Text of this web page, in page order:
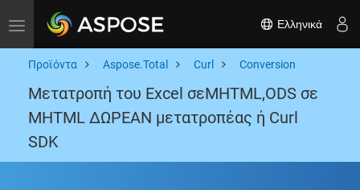
Toggle navigation Ελληνικά
Προϊόντα Aspose.Total Curl Conversion
Μετατροπή του Excel σεMHTML,ODS σε
MHTML ΔΩΡΕΑΝ μετατροπέας ή Curl
SDK